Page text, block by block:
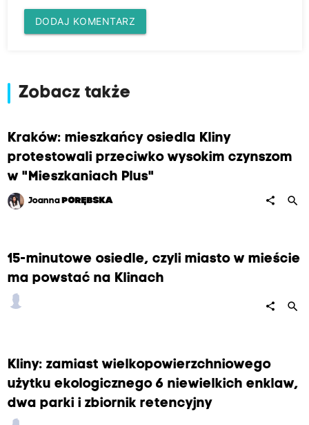
DODAJ KOMENTARZ
Zobacz także
Kraków: mieszkańcy osiedla Kliny
protestowali przeciwko wysokim czynszom
w "Mieszkaniach Plus"
Joanna PORĘBSKA share search
15-minutowe osiedle, czyli miasto w mieście
ma powstać na Klinach
share search
Kliny: zamiast wielkopowierzchniowego
użytku ekologicznego 6 niewielkich enklaw,
dwa parki i zbiornik retencyjny